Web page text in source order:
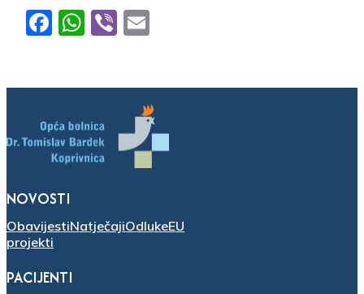
Facebook
WhatsApp
Viber
NOVOSTI
ObavijestiNatječajiOdlukeEU
projekti
PACIJENTI